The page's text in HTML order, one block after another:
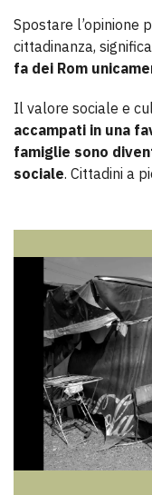
Spostare l’opinione
cittadinanza, significa
fa dei Rom
Il valore sociale e
accampati in una
famiglie sono
sociale. Cittadini a